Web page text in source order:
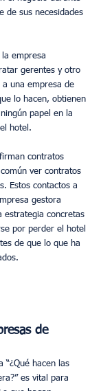
de sus necesidades
empresa
gerentes y otro
una empresa de
lo hacen, obtienen
papel en la
hotel.
contratos
ver contratos
Estos contactos a
gestora
estrategia concretas
por perder el hotel
de que lo que ha
de
“¿Qué hacen las
es vital para